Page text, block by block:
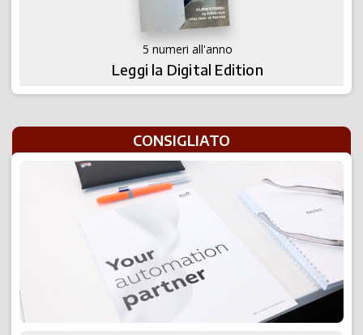
5 numeri all'anno
Leggi la Digital Edition
CONSIGLIATO